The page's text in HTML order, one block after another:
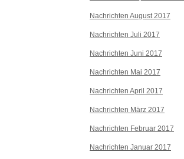
Nachrichten August 2017
Nachrichten Juli 2017
Nachrichten Juni 2017
Nachrichten Mai 2017
Nachrichten April 2017
Nachrichten März 2017
Nachrichten Februar 2017
Nachrichten Januar 2017